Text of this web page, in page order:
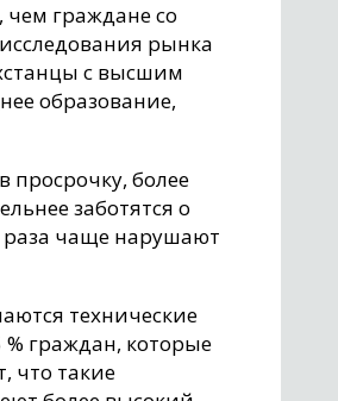
граждане со
рынка
с высшим
образование,
просрочку, более
заботятся о
раза чаще нарушают
технические
% граждан, которые
что такие